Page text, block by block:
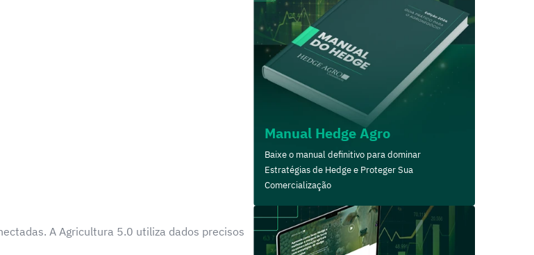
A Agricultura 5.0 utiliza dados precisos
Manual Hedge Agro
Baixe o manual definitivo para dominar
Estratégias de Hedge e Proteger Sua
Comercialização